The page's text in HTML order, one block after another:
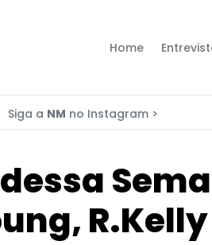
Home
Siga a NM no Instagram >
R.Kelly